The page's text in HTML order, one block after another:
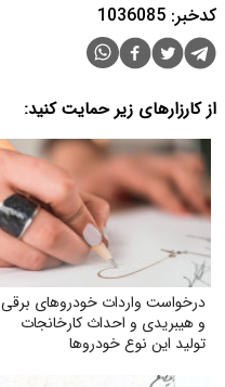
کدخبر: 1036085
از کارزارهای زیر حمایت کنید:
درخواست واردات خودروهای برقی
و هیبریدی و احداث کارخانجات
تولید این نوع خودروها